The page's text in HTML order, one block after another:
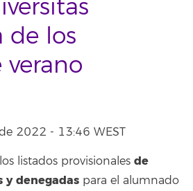
de los
verano
2022 - 13:46 WEST
listados provisionales de
y denegadas para el alumnado